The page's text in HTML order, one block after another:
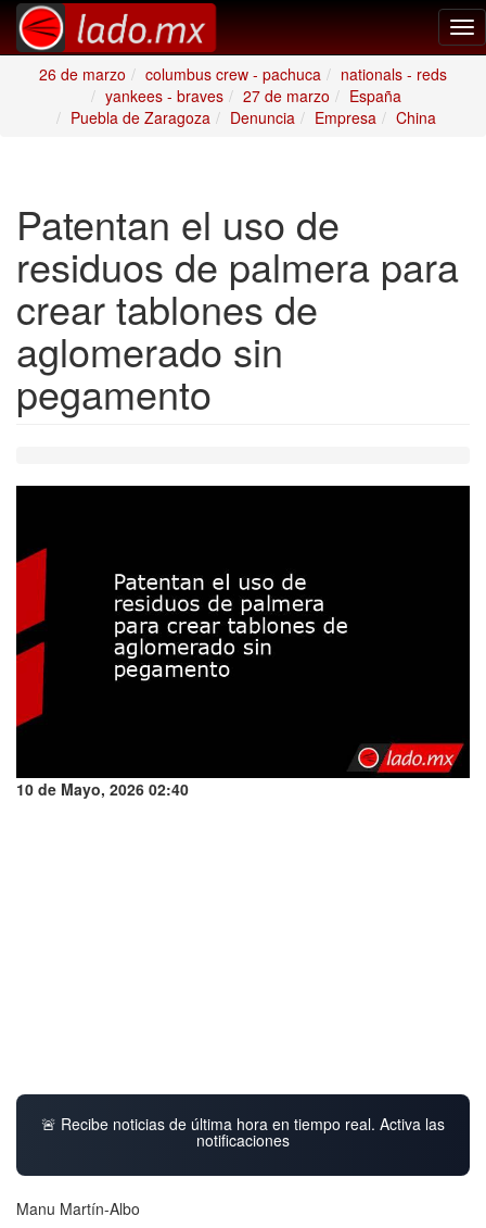
26 de marzo
columbus crew - pachuca
nationals - reds
yankees - braves
27 de marzo
España
Puebla de Zaragoza
Denuncia Empresa China
Patentan el uso de
residuos de palmera para
crear tablones de
aglomerado sin
pegamento
10 de Mayo, 2026 02:40
🚨 Recibe noticias de última hora en tiempo real. Activa las
notificaciones
Manu Martín-Albo